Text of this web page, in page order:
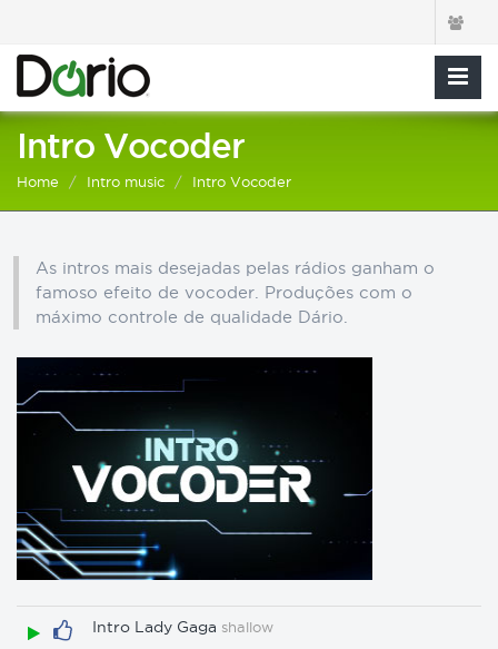
Intro Vocoder
Home Intro music Intro Vocoder
As intros mais desejadas pelas rádios ganham o
famoso efeito de vocoder. Produções com o
máximo controle de qualidade Dário.
Intro Lady Gaga shallow